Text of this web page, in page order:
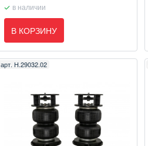
в наличии
В КОРЗИНУ
арт. Н.29032.02